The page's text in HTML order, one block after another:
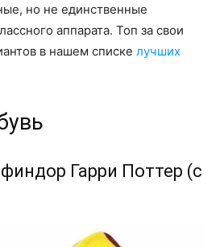
но не единственные
аппарата. Топ за свои
в нашем списке лучших
Гарри Поттер (с